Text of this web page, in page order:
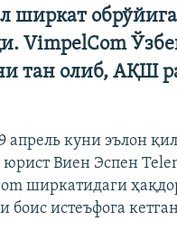
ширкат
VimpelCom
тан олиб, АҚШ
апрель куни эълон
Виен Эспен
ширкатидаги
боис истеъфога